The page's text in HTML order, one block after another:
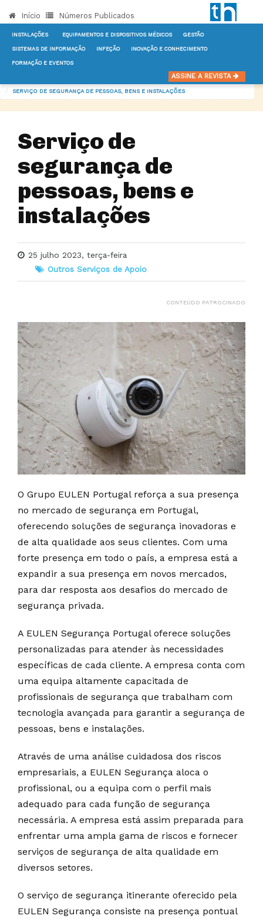
Início Números Publicados
INSTALAÇÕES EQUIPAMENTOS E DISPOSITIVOS MÉDICOS GESTÃO
SISTEMAS DE INFORMAÇÃO INFEÇÃO INOVAÇÃO E CONHECIMENTO
FORMAÇÃO E EVENTOS
ASSINE A REVISTA
SERVIÇO DE SEGURANÇA DE PESSOAS, BENS E INSTALAÇÕES
Serviço de
segurança de
pessoas, bens e
instalações
25 julho 2023, terça-feira
Outros Serviços de Apoio
CONTEÚDO PATROCINADO
O Grupo EULEN Portugal reforça a sua presença
no mercado de segurança em Portugal,
oferecendo soluções de segurança inovadoras e
de alta qualidade aos seus clientes. Com uma
forte presença em todo o país, a empresa está a
expandir a sua presença em novos mercados,
para dar resposta aos desafios do mercado de
segurança privada.
A EULEN Segurança Portugal oferece soluções
personalizadas para atender às necessidades
específicas de cada cliente. A empresa conta com
uma equipa altamente capacitada de
profissionais de segurança que trabalham com
tecnologia avançada para garantir a segurança de
pessoas, bens e instalações.
Através de uma análise cuidadosa dos riscos
empresariais, a EULEN Segurança aloca o
profissional, ou a equipa com o perfil mais
adequado para cada função de segurança
necessária. A empresa está assim preparada para
enfrentar uma ampla gama de riscos e fornecer
serviços de segurança de alta qualidade em
diversos setores.
O serviço de segurança itinerante oferecido pela
EULEN Segurança consiste na presença pontual